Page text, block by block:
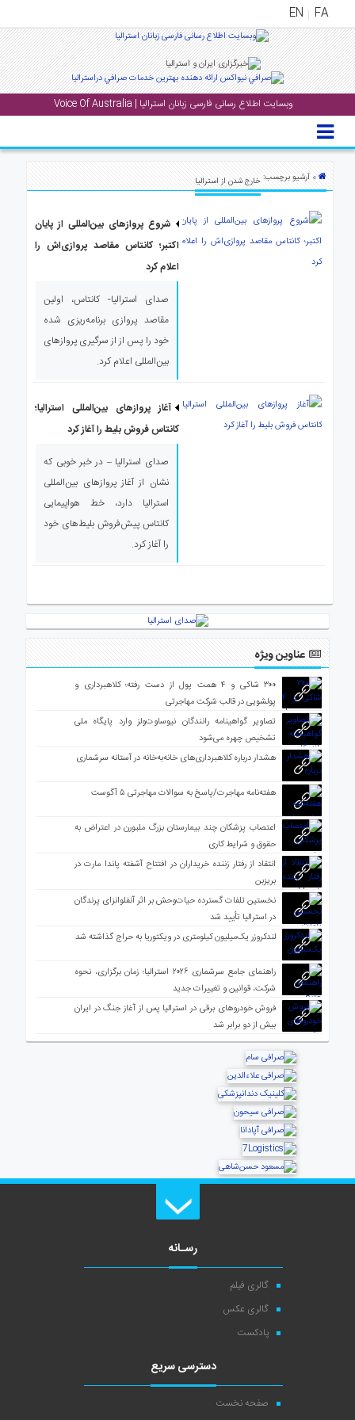
FA
EN
وبسایت اطلاع رسانی فارسی زبانان استرالیا | Voice Of Australia
منوی
اصلی
جشن
درباره
» آرشیو برچسب:خارج شدن از استرالیا
شروع پروازهای بین‌المللی از پایان
اکتبر؛ کانتاس مقاصد پروازی‌اش را
اعلام کرد
صدای استرالیا- کانتاس، اولین
مقاصد پروازی برنامه‌ریزی شده
خود را پس از از سرگیری پروازهای
بین‌المللی اعلام کرد.
آغاز پروازهای بین‌المللی استرالیا؛
کانتاس فروش بلیط را آغاز کرد
صدای استرالیا – در خبر خوبی که
نشان از آغاز پروازهای بین‌المللی
استرالیا دارد، خط هواپیمایی
کانتاس پیش‌فروش بلیط‌های خود
را آغاز کرد.
عناوین ویژه
۳۰۰ شاکی و ۴ همت پول از دست رفته؛ کلاهبرداری و
پولشویی در قالب شرکت مهاجرتی
تصاویر گواهینامه رانندگان نیوساوت‌ولز وارد پایگاه ملی
تشخیص چهره می‌شود
هشدار درباره کلاهبرداری‌های خانه‌به‌خانه در آستانه سرشماری
هفته‌نامه مهاجرت/پاسخ به سوالات مهاجرتی ۵ آگوست
اعتصاب پزشکان چند بیمارستان بزرگ ملبورن در اعتراض به
حقوق و شرایط کاری
انتقاد از رفتار زننده خریداران در افتتاح آشفته پاندا مارت در
بریزبن
نخستین تلفات گسترده حیات‌وحش بر اثر آنفلوانزای پرندگان
در استرالیا تأیید شد
لندکروزر یک‌میلیون کیلومتری در ویکتوریا به حراج گذاشته شد
راهنمای جامع سرشماری ۲۰۲۶ استرالیا؛ زمان برگزاری، نحوه
شرکت، قوانین و تغییرات جدید
فروش خودروهای برقی در استرالیا پس از آغاز جنگ در ایران
بیش از دو برابر شد
رسـانه
گالری فیلم
گالری عکس
پادکست
دسترسی سریع
صفحه نخست